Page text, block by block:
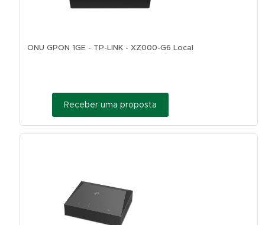
ONU GPON 1GE - TP-LINK - XZ000-G6 Local
Receber uma proposta